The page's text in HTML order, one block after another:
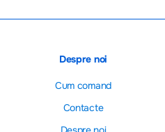
Despre noi
Cum comand
Contacte